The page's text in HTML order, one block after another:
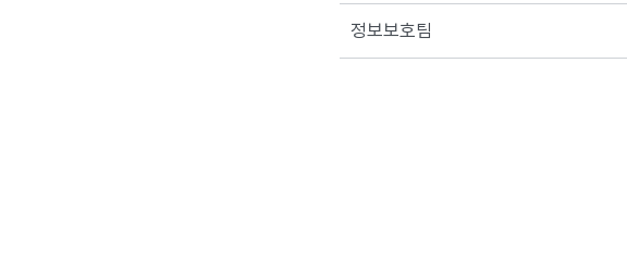
정보보호팀